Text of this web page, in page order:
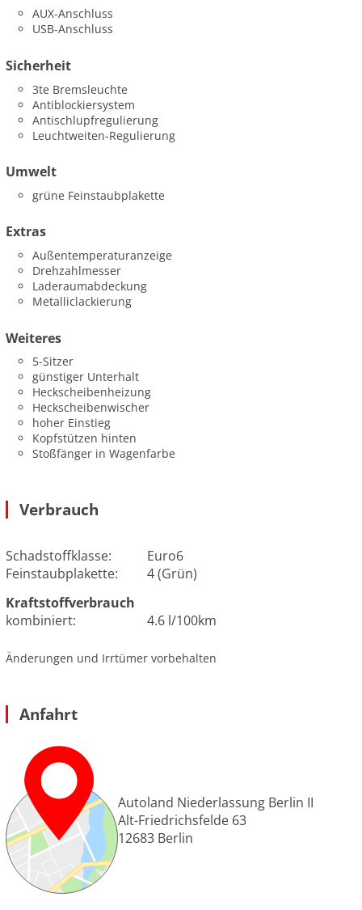
AUX-Anschluss
USB-Anschluss
Sicherheit
3te Bremsleuchte
Antiblockiersystem
Antischlupfregulierung
Leuchtweiten-Regulierung
Umwelt
grüne Feinstaubplakette
Extras
Außentemperaturanzeige
Drehzahlmesser
Laderaumabdeckung
Metalliclackierung
Weiteres
5-Sitzer
günstiger Unterhalt
Heckscheibenheizung
Heckscheibenwischer
hoher Einstieg
Kopfstützen hinten
Stoßfänger in Wagenfarbe
Verbrauch
Schadstoffklasse:
Euro6
Feinstaubplakette:
4 (Grün)
Kraftstoffverbrauch
kombiniert:
4.6 l/100km
Änderungen und Irrtümer vorbehalten
Anfahrt
Autoland Niederlassung Berlin II
Alt-Friedrichsfelde 63
12683 Berlin